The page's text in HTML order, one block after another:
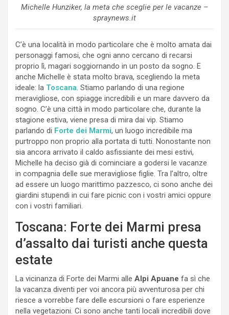
Michelle Hunziker, la meta che sceglie per le vacanze –
spraynews.it
C’è una località in modo particolare che è molto amata dai
personaggi famosi, che ogni anno cercano di recarsi
proprio lì, magari soggiornando in un posto da sogno. E
anche Michelle è stata molto brava, scegliendo la meta
ideale: la Toscana. Stiamo parlando di una regione
meravigliose, con spiagge incredibili e un mare davvero da
sogno. C’è una città in modo particolare che, durante la
stagione estiva, viene presa di mira dai vip. Stiamo
parlando di Forte dei Marmi, un luogo incredibile ma
purtroppo non proprio alla portata di tutti. Nonostante non
sia ancora arrivato il caldo asfissiante dei mesi estivi,
Michelle ha deciso già di cominciare a godersi le vacanze
in compagnia delle sue meravigliose figlie. Tra l’altro, oltre
ad essere un luogo marittimo pazzesco, ci sono anche dei
giardini stupendi in cui fare picnic con i vostri amici oppure
con i vostri familiari.
Toscana: Forte dei Marmi presa
d’assalto dai turisti anche questa
estate
La vicinanza di Forte dei Marmi alle Alpi Apuane fa sì che
la vacanza diventi per voi ancora più avventurosa per chi
riesce a vorrebbe fare delle escursioni o fare esperienze
nella vegetazioni. Ci sono anche tanti locali incredibili dove